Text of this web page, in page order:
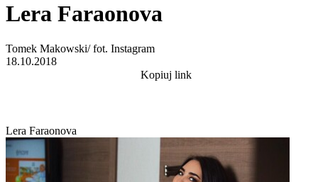
Lera Faraonova
Tomek Makowski/ fot. Instagram
18.10.2018
Kopiuj link
Lera Faraonova